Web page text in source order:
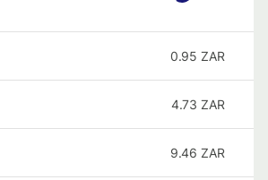
0.95 ZAR
4.73 ZAR
9.46 ZAR